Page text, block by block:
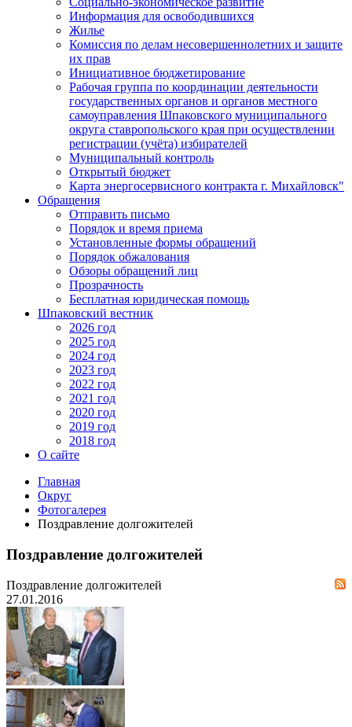
Информация для освободившихся
Жилье
Комиссия по делам несовершеннолетних и защите
их прав
Инициативное бюджетирование
Рабочая группа по координации деятельности
государственных органов и органов местного
самоуправления Шпаковского муниципального
округа ставропольского края при осуществлении
регистрации (учёта) избирателей
Муниципальный контроль
Открытый бюджет
Карта энергосервисного контракта г. Михайловск"
Обращения
Отправить письмо
Порядок и время приема
Установленные формы обращений
Порядок обжалования
Обзоры обращений лиц
Прозрачность
Бесплатная юридическая помощь
Шпаковский вестник
2026 год
2025 год
2024 год
2023 год
2022 год
2021 год
2020 год
2019 год
2018 год
О сайте
Главная
Округ
Фотогалерея
Поздравление долгожителей
Поздравление долгожителей
Поздравление долгожителей
27.01.2016